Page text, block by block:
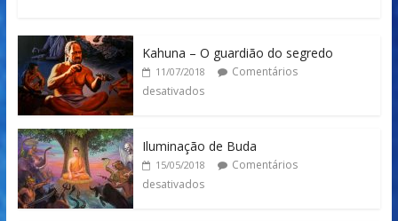
Kahuna – O guardião do segredo
11/07/2018
Comentários
desativados
Iluminação de Buda
15/05/2018
Comentários
desativados